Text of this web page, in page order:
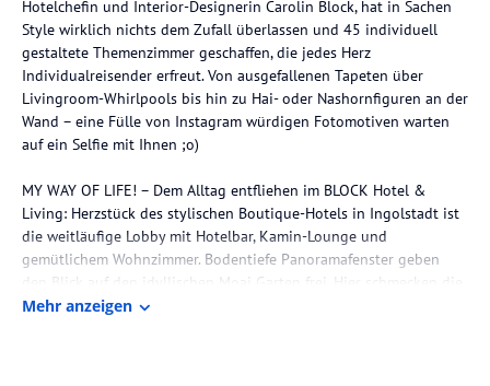
Hotelchefin und Interior-Designerin Carolin Block, hat in Sachen
Style wirklich nichts dem Zufall überlassen und 45 individuell
gestaltete Themenzimmer geschaffen, die jedes Herz
Individualreisender erfreut. Von ausgefallenen Tapeten über
Livingroom-Whirlpools bis hin zu Hai- oder Nashornfiguren an der
Wand – eine Fülle von Instagram würdigen Fotomotiven warten
auf ein Selfie mit Ihnen ;o)
MY WAY OF LIFE! – Dem Alltag entfliehen im BLOCK Hotel &
Living: Herzstück des stylischen Boutique-Hotels in Ingolstadt ist
die weitläufige Lobby mit Hotelbar, Kamin-Lounge und
gemütlichem Wohnzimmer. Bodentiefe Panoramafenster geben
den Blick auf den idyllischen Moai Garten frei. Hier schmecken die
leckeren Kuchenkreationen, feinen Tee-Spezialitäten oder auch ein
Mehr anzeigen